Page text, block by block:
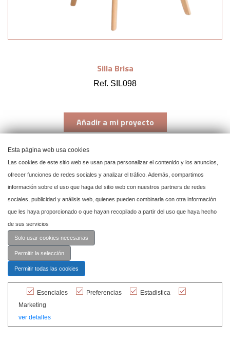
Silla Brisa
Ref. SIL098
Añadir a mi proyecto
Esta página web usa cookies
Las cookies de este sitio web se usan para personalizar el contenido y los anuncios,
ofrecer funciones de redes sociales y analizar el tráfico. Además, compartimos
información sobre el uso que haga del sitio web con nuestros partners de redes
sociales, publicidad y análisis web, quienes pueden combinarla con otra información
que les haya proporcionado o que hayan recopilado a partir del uso que haya hecho
de sus servicios
Solo usar cookies necesarias
Permitir la selección
Permitir todas las cookies
Esenciales Preferencias
Estadistica
Marketing
ver detalles